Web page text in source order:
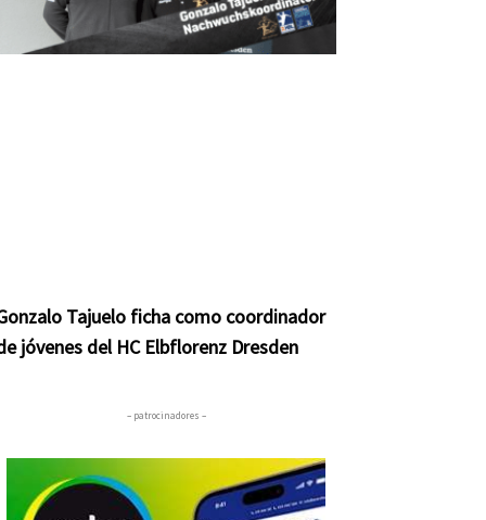
Tajuelo ficha como coordinador
jóvenes del HC Elbflorenz Dresden
– patrocinadores –